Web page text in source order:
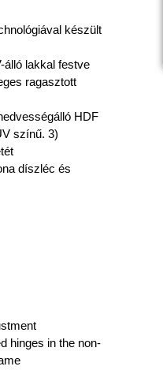
készült
álló lakkal festve
ragasztott
HDF
színű. 3)
díszléc és
hinges in the non-